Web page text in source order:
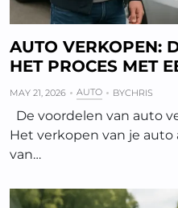
AUTO VERKOPEN:
HET PROCES MET
MAY 21, 2026 AUTO BYCHRIS
De voordelen van auto
Het verkopen van je auto
van…